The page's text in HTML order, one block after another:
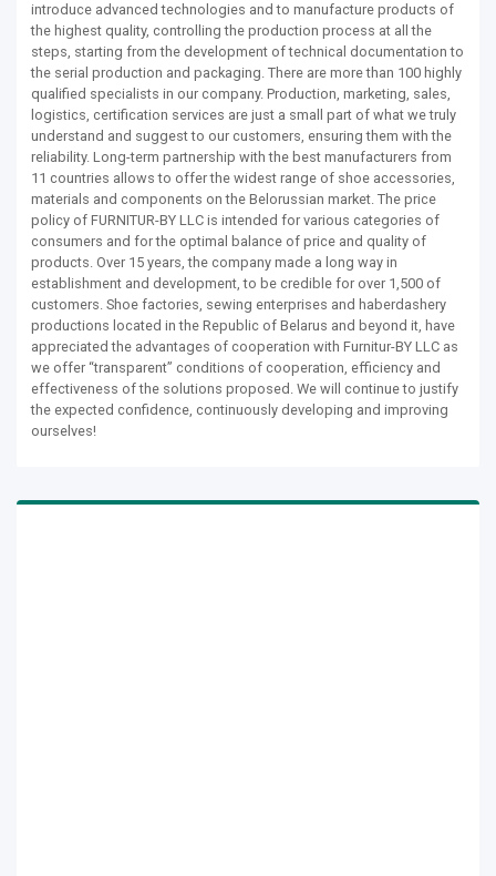
introduce advanced technologies and to manufacture products of
the highest quality, controlling the production process at all the
steps, starting from the development of technical documentation to
the serial production and packaging. There are more than 100 highly
qualified specialists in our company. Production, marketing, sales,
logistics, certification services are just a small part of what we truly
understand and suggest to our customers, ensuring them with the
reliability. Long-term partnership with the best manufacturers from
11 countries allows to offer the widest range of shoe accessories,
materials and components on the Belorussian market. The price
policy of FURNITUR-BY LLC is intended for various categories of
consumers and for the optimal balance of price and quality of
products. Over 15 years, the company made a long way in
establishment and development, to be credible for over 1,500 of
customers. Shoe factories, sewing enterprises and haberdashery
productions located in the Republic of Belarus and beyond it, have
appreciated the advantages of cooperation with Furnitur-BY LLC as
we offer “transparent” conditions of cooperation, efficiency and
effectiveness of the solutions proposed. We will continue to justify
the expected confidence, continuously developing and improving
ourselves!